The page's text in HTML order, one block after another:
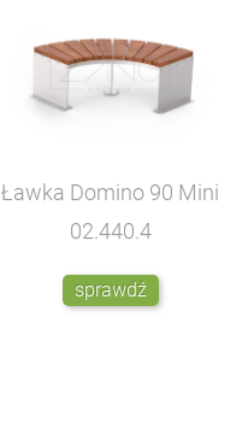
Ławka Domino 90 Mini
02.440.4
sprawdź